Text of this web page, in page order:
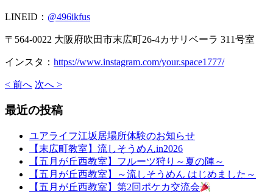
LINEID： @496ikfus
〒564-0022 大阪府吹田市末広町26-4カサリベーラ 311号室
インスタ： https://www.instagram.com/your.space1777/
< 前へ 次へ >
最近の投稿
ユアライフ江坂居場所体験のお知らせ
【末広町教室】流しそうめんin2026
【五月が丘西教室】フルーツ狩り～夏の陣～
【五月が丘西教室】～流しそうめん はじめました～
【五月が丘西教室】第2回ポケカ交流会